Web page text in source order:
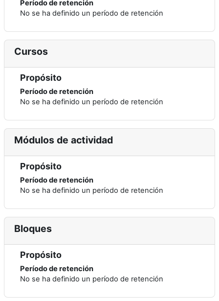
Período de retención
No se ha definido un período de retención
Cursos
Propósito
Período de retención
No se ha definido un período de retención
Módulos de actividad
Propósito
Período de retención
No se ha definido un período de retención
Bloques
Propósito
Período de retención
No se ha definido un período de retención